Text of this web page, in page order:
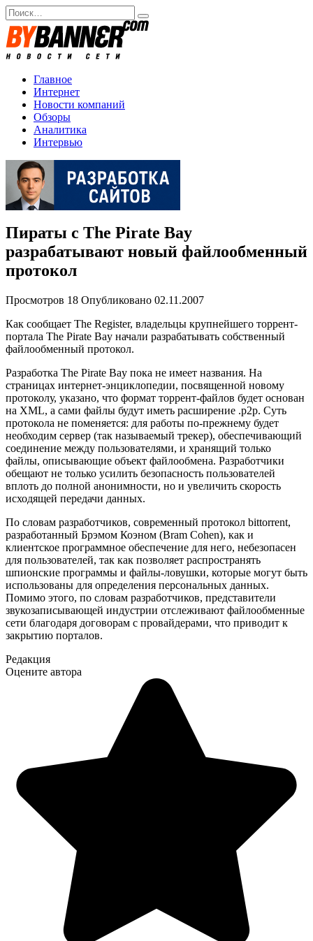
Перейти
к
содержанию
Search
for:
Главное
Интернет
Новости компаний
Обзоры
Аналитика
Интервью
Пираты с The Pirate Bay
разрабатывают новый файлообменный
протокол
Просмотров 18 Опубликовано 02.11.2007
Как сообщает The Register, владельцы крупнейшего торрент-
портала The Pirate Bay начали разрабатывать собственный
файлообменный протокол.
Разработка The Pirate Bay пока не имеет названия. На
страницах интернет-энциклопедии, посвященной новому
протоколу, указано, что формат торрент-файлов будет основан
на XML, а сами файлы будут иметь расширение .p2p. Суть
протокола не поменяется: для работы по-прежнему будет
необходим сервер (так называемый трекер), обеспечивающий
соединение между пользователями, и хранящий только
файлы, описывающие объект файлообмена. Разработчики
обещают не только усилить безопасность пользователей
вплоть до полной анонимности, но и увеличить скорость
исходящей передачи данных.
По словам разработчиков, современный протокол bittorrent,
разработанный Брэмом Коэном (Bram Cohen), как и
клиентское программное обеспечение для него, небезопасен
для пользователей, так как позволяет распространять
шпионские программы и файлы-ловушки, которые могут быть
использованы для определения персональных данных.
Помимо этого, по словам разработчиков, представители
звукозаписывающей индустрии отслеживают файлообменные
сети благодаря договорам с провайдерами, что приводит к
закрытию порталов.
Редакция
Оцените автора